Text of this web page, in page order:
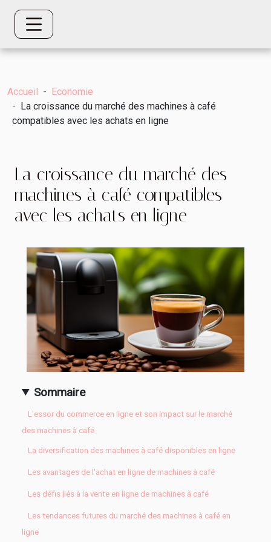
Accueil
Economie
La croissance du marché des machines à café
compatibles avec les achats en ligne
La croissance du marché des
machines à café compatibles
avec les achats en ligne
Sommaire
L'essor du commerce en ligne et son impact sur le marché
des machines à café
La diversification des machines à café disponibles en ligne
Les avantages de l'achat en ligne de machines à café
Les défis liés à la vente en ligne de machines à café
Les tendances futures du marché des machines à café en
ligne